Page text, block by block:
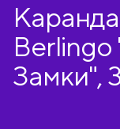
Berlingo
Замки",